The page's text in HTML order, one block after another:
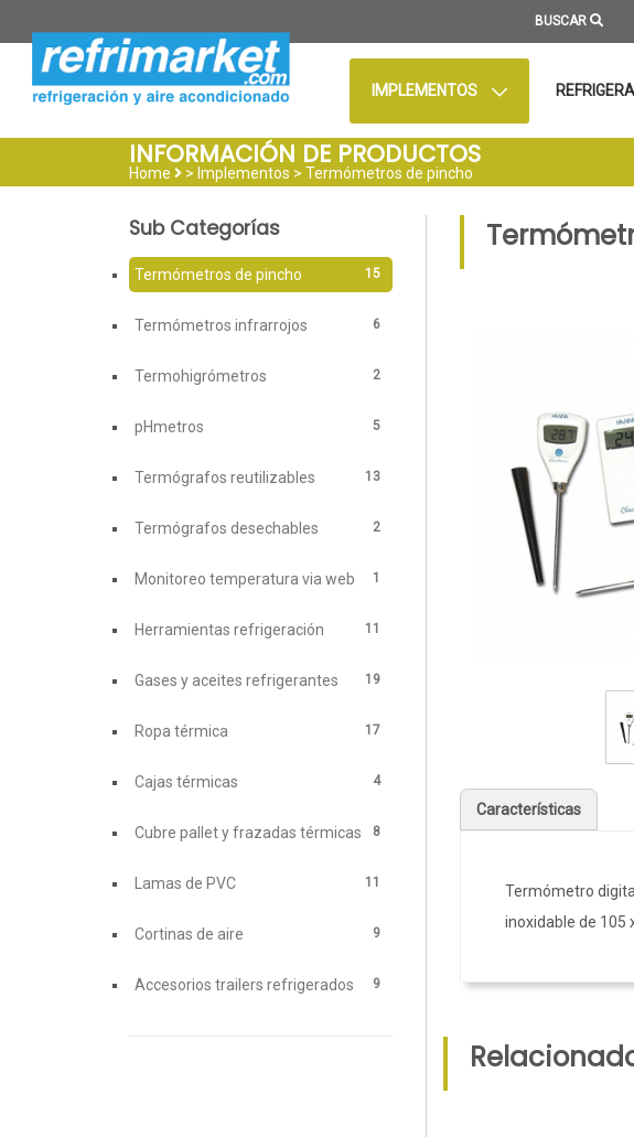
BUSCAR
IMPLEMENTOS
INFORMACIÓN DE PRODUCTOS
Home > Implementos > Termómetros de pincho
Características
Termómetro
inoxidable de 105
Sub Categorías
Termómetros de pincho 15
Termómetros infrarrojos 6
Termohigrómetros 2
pHmetros 5
Termógrafos reutilizables 13
Termógrafos desechables 2
Monitoreo temperatura via web 1
Herramientas refrigeración 11
Gases y aceites refrigerantes 19
Ropa térmica 17
Cajas térmicas 4
Cubre pallet y frazadas térmicas 8
Lamas de PVC 11
Cortinas de aire 9
Accesorios trailers refrigerados 9